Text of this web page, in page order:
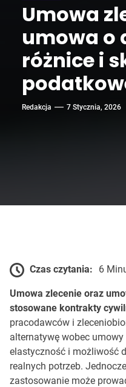
Umowa
umowa o
różnice i
Redakcja 7 Stycznia, 2026
Czas czytania: 6
Umowa zlecenie oraz
stosowane kontrakty
pracodawców i
alternatywę wobec
elastyczność i możliwość
realnych potrzeb.
zastosowanie może